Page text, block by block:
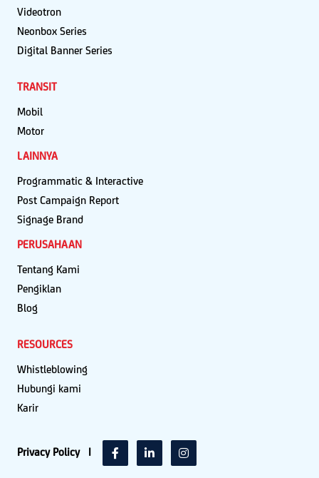
Videotron
Neonbox Series
Digital Banner Series
TRANSIT
Mobil
Motor
LAINNYA
Programmatic & Interactive
Post Campaign Report
Signage Brand
PERUSAHAAN
Tentang Kami
Pengiklan
Blog
RESOURCES
Whistleblowing
Hubungi kami
Karir
Privacy Policy |